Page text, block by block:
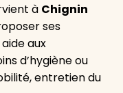
à Chignin
ses
aide aux
d’hygiène ou
entretien du